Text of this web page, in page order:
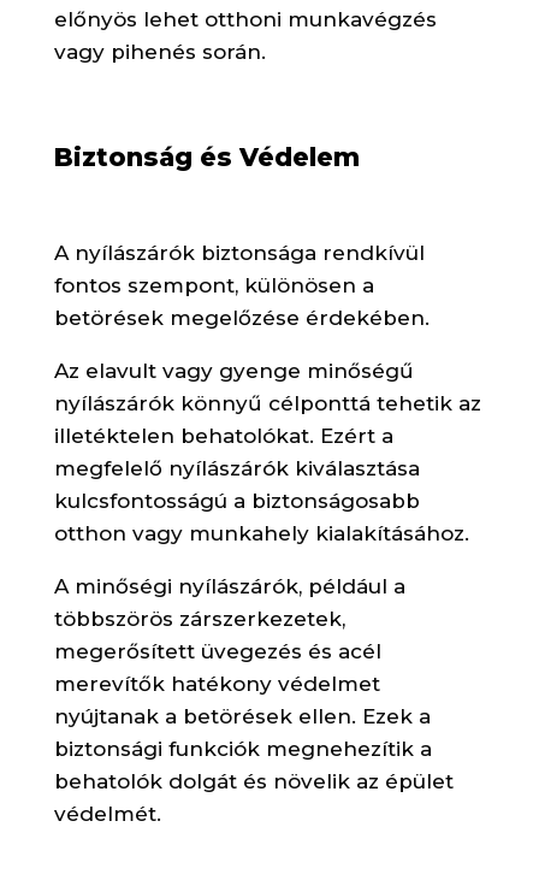
előnyös lehet otthoni munkavégzés
vagy pihenés során.
Biztonság és Védelem
A nyílászárók biztonsága rendkívül
fontos szempont, különösen a
betörések megelőzése érdekében.
Az elavult vagy gyenge minőségű
nyílászárók könnyű célponttá tehetik az
illetéktelen behatolókat. Ezért a
megfelelő nyílászárók kiválasztása
kulcsfontosságú a biztonságosabb
otthon vagy munkahely kialakításához.
A minőségi nyílászárók, például a
többszörös zárszerkezetek,
megerősített üvegezés és acél
merevítők hatékony védelmet
nyújtanak a betörések ellen. Ezek a
biztonsági funkciók megnehezítik a
behatolók dolgát és növelik az épület
védelmét.